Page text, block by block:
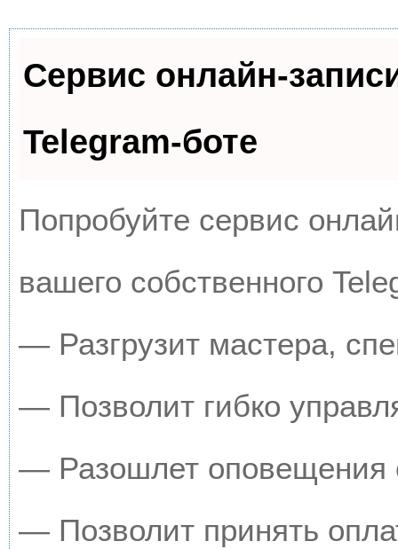
Сервис онлайн-
Telegram-боте
Попробуйте сервис
вашего собственного
— Разгрузит мастера,
— Позволит гибко
— Разошлет оповещения
— Позволит принять